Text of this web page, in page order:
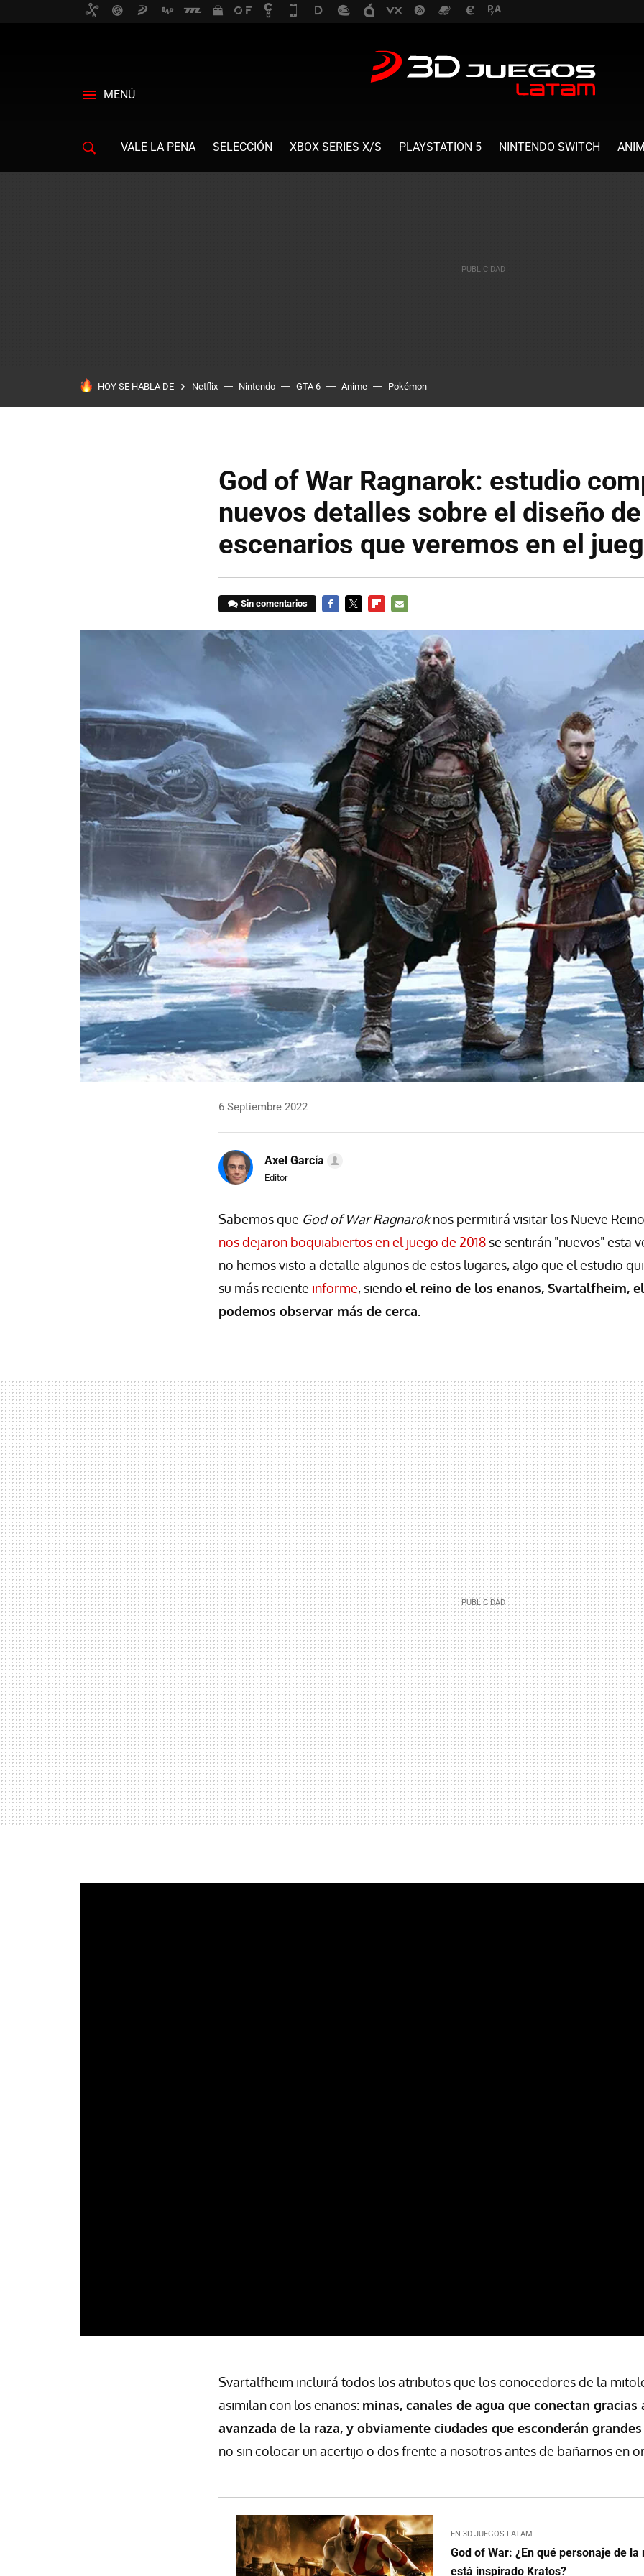
MENÚ
VALE LA PENA SELECCIÓN XBOX SERIES X/S PLAYSTATION 5 NINTENDO SWITCH
HOY SE HABLA DE Netflix Nintendo GTA 6 Anime Pokémon
God of War Ragnarok: estudio
nuevos detalles sobre el diseño
escenarios que veremos en el
Sin comentarios
MAIL
6 Septiembre 2022
Axel García
Editor
Sabemos que God of War Ragnaroknos permitirá visitar los Nueve
nos dejaron boquiabiertos en el juego de 2018 se sentirán "nuevos" esta
no hemos visto a detalle algunos de estos lugares, algo que el estudio
su más reciente informe, siendo el reino de los enanos, Svartalfheim,
podemos observar más de cerca.
Svartalfheim incluirá todos los atributos que los conocedores de la
asimilan con los enanos: minas, canales de agua que conectan
avanzada de la raza, y obviamente ciudades que esconderán
no sin colocar un acertijo o dos frente a nosotros antes de bañarnos en
EN 3D JUEGOS LATAM
God of War: ¿En qué personaje de
está inspirado Kratos?